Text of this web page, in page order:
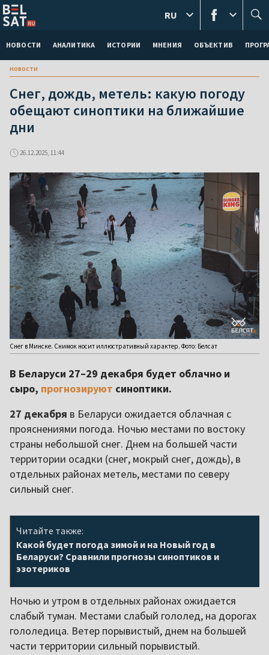
НОВОСТИ АНАЛИТИКА ИСТОРИИ МНЕНИЯ ОБЪЕКТИВ
RU
новости
Снег, дождь, метель: какую погоду
обещают синоптики на ближайшие
дни
26.12.2025, 11:44
Снег в Минске. Снимок носит иллюстративный характер. Фото: Белсат
В Беларуси 27–29 декабря будет облачно и
сыро, прогнозируют синоптики.
27 декабря в Беларуси ожидается облачная с
прояснениями погода. Ночью местами по востоку
страны небольшой снег. Днем на большей части
территории осадки (снег, мокрый снег, дождь), в
отдельных районах метель, местами по северу
сильный снег.
Читайте также:
Какой будет погода зимой и на Новый год в
Беларуси? Сравнили прогнозы синоптиков и
эзотериков
Ночью и утром в отдельных районах ожидается
слабый туман. Местами слабый гололед, на дорогах
гололедица. Ветер порывистый, днем на большей
части территории сильный порывистый.